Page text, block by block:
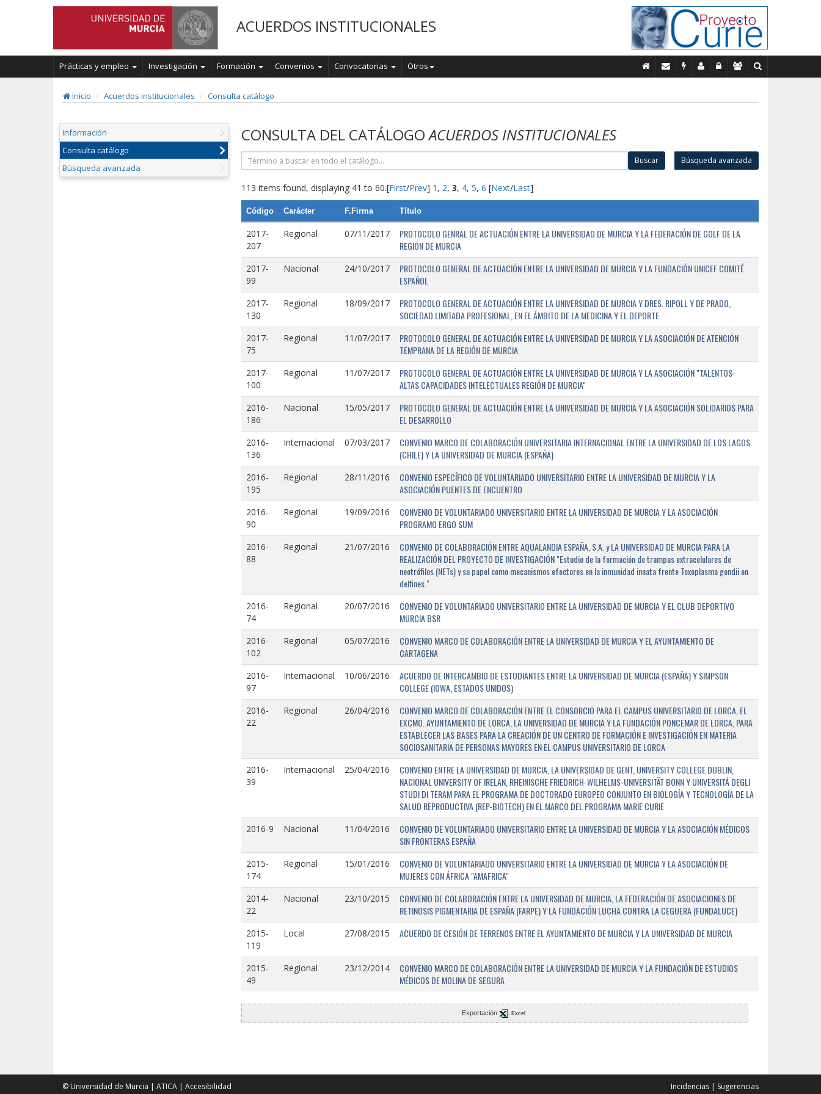
ACUERDOS INSTITUCIONALES
Prácticas y empleo Investigación Formación Convenios Convocatorias Otros
Inicio Acuerdos institucionales Consulta catálogo
Información
Consulta catálogo
Búsqueda avanzada
CONSULTA DEL CATÁLOGOACUERDOS INSTITUCIONALES
Buscar Búsqueda avanzada
113 items found, displaying 41 to 60.[First/Prev] 1 , 2, 3, 4, 5, 6 [Next/Last]
Código Carácter F.Firma Título
2017-
207
Regional 07/11/2017
PROTOCOLO GENRAL DE ACTUACIÓN ENTRE LA UNIVERSIDAD DE MURCIA Y LA FEDERACIÓN DE GOLF DE LA
REGIÓN DE MURCIA
2017-
99
Nacional 24/10/2017
PROTOCOLO GENERAL DE ACTUACIÓN ENTRE LA UNIVERSIDAD DE MURCIA Y LA FUNDACIÓN UNICEF COMITÉ
ESPAÑOL
2017-
130
Regional 18/09/2017
PROTOCOLO GENERAL DE ACTUACIÓN ENTRE LA UNIVERSIDAD DE MURCIA Y DRES. RIPOLL Y DE PRADO,
SOCIEDAD LIMITADA PROFESIONAL, EN EL ÁMBITO DE LA MEDICINA Y EL DEPORTE
2017-
75
Regional 11/07/2017
PROTOCOLO GENERAL DE ACTUACIÓN ENTRE LA UNIVERSIDAD DE MURCIA Y LA ASOCIACIÓN DE ATENCIÓN
TEMPRANA DE LA REGIÓN DE MURCIA
2017-
100
Regional 11/07/2017
PROTOCOLO GENERAL DE ACTUACIÓN ENTRE LA UNIVERSIDAD DE MURCIA Y LA ASOCIACIÓN "TALENTOS-
ALTAS CAPACIDADES INTELECTUALES REGIÓN DE MURCIA"
2016-
186
Nacional 15/05/2017
PROTOCOLO GENERAL DE ACTUACIÓN ENTRE LA UNIVERSIDAD DE MURCIA Y LA ASOCIACIÓN SOLIDARIOS PARA
EL DESARROLLO
2016-
136
Internacional 07/03/2017
CONVENIO MARCO DE COLABORACIÓN UNIVERSITARIA INTERNACIONAL ENTRE LA UNIVERSIDAD DE LOS LAGOS
(CHILE) Y LA UNIVERSIDAD DE MURCIA (ESPAÑA)
2016-
195
Regional 28/11/2016
CONVENIO ESPECÍFICO DE VOLUNTARIADO UNIVERSITARIO ENTRE LA UNIVERSIDAD DE MURCIA Y LA
ASOCIACIÓN PUENTES DE ENCUENTRO
2016-
90
Regional 19/09/2016
CONVENIO DE VOLUNTARIADO UNIVERSITARIO ENTRE LA UNIVERSIDAD DE MURCIA Y LA ASOCIACIÓN
PROGRAMO ERGO SUM
2016-
88
Regional 21/07/2016
CONVENIO DE COLABORACIÓN ENTRE AQUALANDIA ESPAÑA, S.A. y LA UNIVERSIDAD DE MURCIA PARA LA
REALIZACIÓN DEL PROYECTO DE INVESTIGACIÓN "Estudio de la formación de trampas extracelulares de
neotrófilos (NETs) y su papel como mecanismos efectores en la inmunidad innata frente Toxoplasma gondii en
delfines."
2016-
74
Regional 20/07/2016
CONVENIO DE VOLUNTARIADO UNIVERSITARIO ENTRE LA UNIVERSIDAD DE MURCIA Y EL CLUB DEPORTIVO
MURCIA BSR
2016-
102
Regional 05/07/2016
CONVENIO MARCO DE COLABORACIÓN ENTRE LA UNIVERSIDAD DE MURCIA Y EL AYUNTAMIENTO DE
CARTAGENA
2016-
97
Internacional 10/06/2016
ACUERDO DE INTERCAMBIO DE ESTUDIANTES ENTRE LA UNIVERSIDAD DE MURCIA (ESPAÑA) Y SIMPSON
COLLEGE (IOWA, ESTADOS UNIDOS)
2016-
22
Regional 26/04/2016
CONVENIO MARCO DE COLABORACIÓN ENTRE EL CONSORCIO PARA EL CAMPUS UNIVERSITARIO DE LORCA, EL
EXCMO. AYUNTAMIENTO DE LORCA, LA UNIVERSIDAD DE MURCIA Y LA FUNDACIÓN PONCEMAR DE LORCA, PARA
ESTABLECER LAS BASES PARA LA CREACIÓN DE UN CENTRO DE FORMACIÓN E INVESTIGACIÓN EN MATERIA
SOCIOSANITARIA DE PERSONAS MAYORES EN EL CAMPUS UNIVERSITARIO DE LORCA
2016-
39
Internacional 25/04/2016
CONVENIO ENTRE LA UNIVERSIDAD DE MURCIA, LA UNIVERSIDAD DE GENT, UNIVERSITY COLLEGE DUBLIN,
NACIONAL UNIVERSITY OF IRELAN, RHEINISCHE FRIEDRICH-WILHELMS-UNIVERSITÄT BONN Y UNIVERSITÁ DEGLI
STUDI DI TERAM PARA EL PROGRAMA DE DOCTORADO EUROPEO CONJUNTO EN BIOLOGÍA Y TECNOLOGÍA DE LA
SALUD REPRODUCTIVA (REP-BIOTECH) EN EL MARCO DEL PROGRAMA MARIE CURIE
2016-9 Nacional 11/04/2016
CONVENIO DE VOLUNTARIADO UNIVERSITARIO ENTRE LA UNIVERSIDAD DE MURCIA Y LA ASOCIACIÓN MÉDICOS
SIN FRONTERAS ESPAÑA
2015-
174
Regional 15/01/2016
CONVENIO DE VOLUNTARIADO UNIVERSITARIO ENTRE LA UNIVERSIDAD DE MURCIA Y LA ASOCIACIÓN DE
MUJERES CON ÁFRICA "AMAFRICA"
2014-
22
Nacional 23/10/2015
CONVENIO DE COLABORACIÓN ENTRE LA UNIVERSIDAD DE MURCIA, LA FEDERACIÓN DE ASOCIACIONES DE
RETINOSIS PIGMENTARIA DE ESPAÑA (FARPE) Y LA FUNDACIÓN LUCHA CONTRA LA CEGUERA (FUNDALUCE)
2015-
119
Local 27/08/2015 ACUERDO DE CESIÓN DE TERRENOS ENTRE EL AYUNTAMIENTO DE MURCIA Y LA UNIVERSIDAD DE MURCIA
2015-
49
Regional 23/12/2014
CONVENIO MARCO DE COLABORACIÓN ENTRE LA UNIVERSIDAD DE MURCIA Y LA FUNDACIÓN DE ESTUDIOS
MÉDICOS DE MOLINA DE SEGURA
Exportación Excel
© Universidad de Murcia ATICA Accesibilidad Incidencias Sugerencias